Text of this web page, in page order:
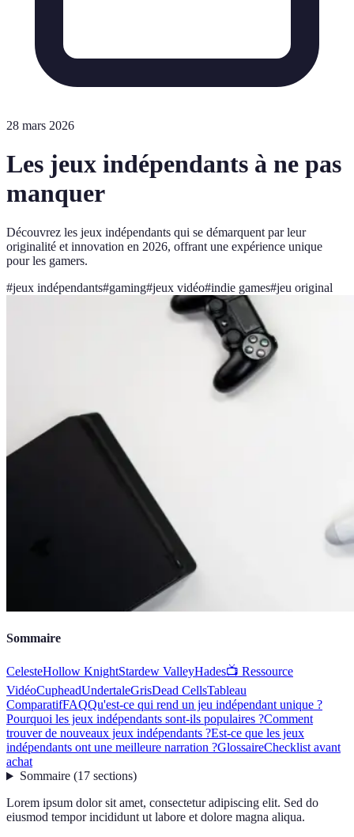
28 mars 2026
Les jeux indépendants à ne pas
manquer
Découvrez les jeux indépendants qui se démarquent par leur
originalité et innovation en 2026, offrant une expérience unique
pour les gamers.
#jeux indépendants#gaming#jeux vidéo#indie games#jeu original
Sommaire
CelesteHollow KnightStardew ValleyHades📺 Ressource
VidéoCupheadUndertaleGrisDead CellsTableau
ComparatifFAQQu'est-ce qui rend un jeu indépendant unique ?
Pourquoi les jeux indépendants sont-ils populaires ?Comment
trouver de nouveaux jeux indépendants ?Est-ce que les jeux
indépendants ont une meilleure narration ?GlossaireChecklist avant
achat
Sommaire(17 sections)
Lorem ipsum dolor sit amet, consectetur adipiscing elit. Sed do
eiusmod tempor incididunt ut labore et dolore magna aliqua.